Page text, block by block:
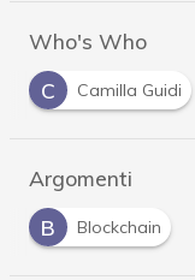
Who's Who
C
Camilla Guidi
Argomenti
B
Blockchain